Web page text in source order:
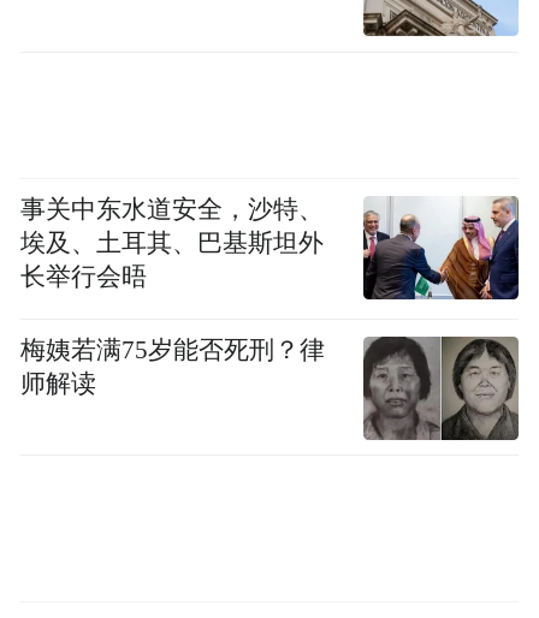
事关中东水道安全，沙特、
埃及、土耳其、巴基斯坦外
长举行会晤
梅姨若满75岁能否死刑？律
师解读